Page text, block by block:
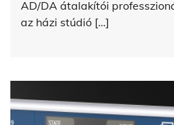
AD/DA átalakítói
az házi stúdió […]